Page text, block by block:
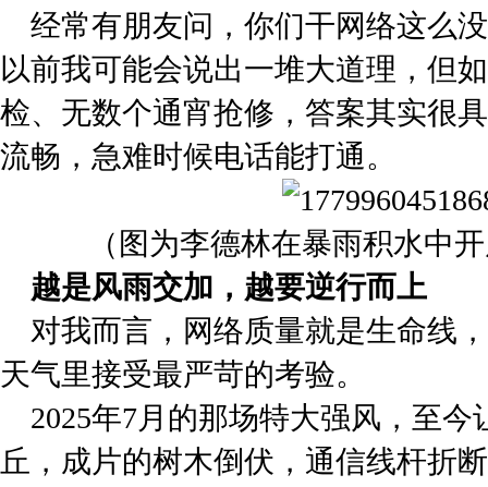
经常有朋友问，你们干网络这么
以前我可能会说出一堆大道理，但
检、无数个通宵抢修，答案其实很
流畅，急难时候电话能打通。
（图为李德林在暴雨积水中
越是风雨交加，越要逆行而上
对我而言，网络质量就是生命线
天气里接受最严苛的考验。
2025年7月的那场特大强风，至
丘，成片的树木倒伏，通信线杆折